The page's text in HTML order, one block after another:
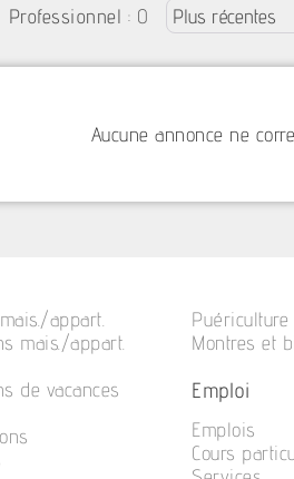
Professionnel : 0
Aucune annonce ne
appart.
mais./appart.
de vacances
Puériculture
Montres et
Emploi
Emplois
Cours